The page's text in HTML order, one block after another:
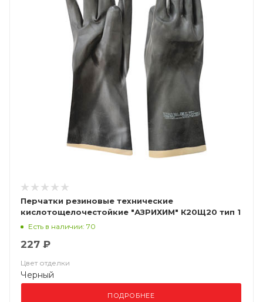
Перчатки резиновые технические
кислотощелочестойкие "АЗРИХИМ" К20Щ20 тип 1
Есть в наличии: 70
227 ₽
Цвет отделки
Черный
ПОДРОБНЕЕ